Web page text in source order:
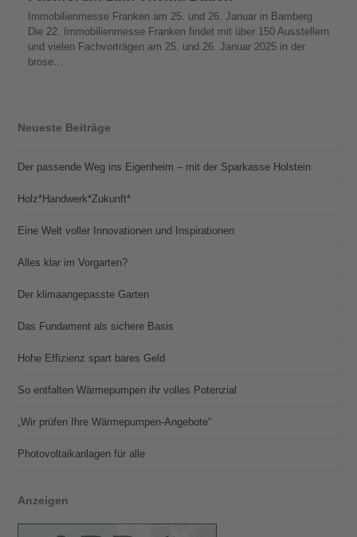
Immobilienmesse Franken am 25. und 26. Januar in Bamberg
Die 22. Immobilienmesse Franken findet mit über 150 Ausstellern
und vielen Fachvorträgen am 25. und 26. Januar 2025 in der
brose…
Neueste Beiträge
Der passende Weg ins Eigenheim – mit der Sparkasse Holstein
Holz*Handwerk*Zukunft*
Eine Welt voller Innovationen und Inspirationen
Alles klar im Vorgarten?
Der klimaangepasste Garten
Das Fundament als sichere Basis
Hohe Effizienz spart bares Geld
So entfalten Wärmepumpen ihr volles Potenzial
„Wir prüfen Ihre Wärmepumpen-Angebote“
Photovoltaik­­anlagen für alle
Anzeigen